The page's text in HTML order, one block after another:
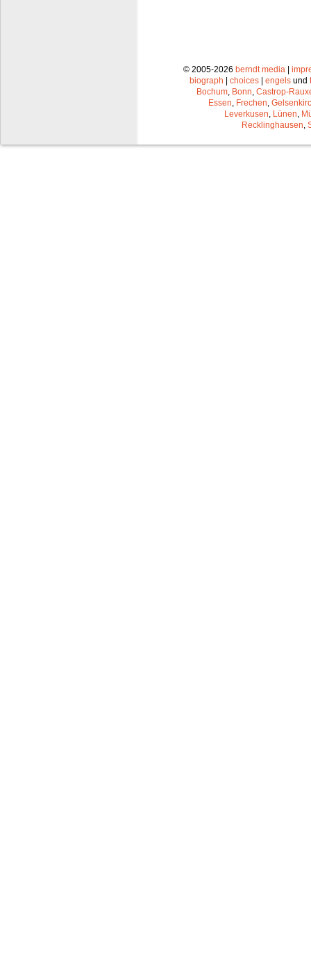
© 2005-2026 berndt media |
biograph | choices | engels und
Bochum Bonn Castrop-
Essen Frechen
Leverkusen Lünen
Recklinghausen